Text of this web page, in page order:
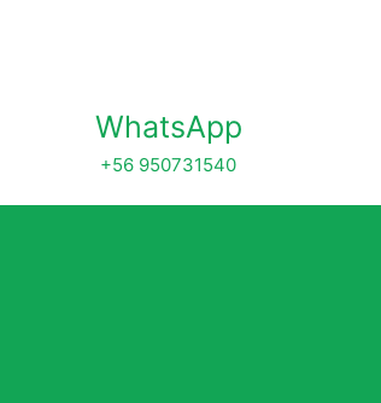
WhatsApp
+56 950731540